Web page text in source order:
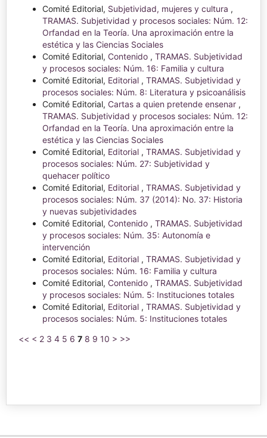
Comité Editorial, Subjetividad, mujeres y cultura ,
TRAMAS. Subjetividad y procesos sociales: Núm. 12:
Orfandad en la Teoría. Una aproximación entre la
estética y las Ciencias Sociales
Comité Editorial, Contenido , TRAMAS. Subjetividad
y procesos sociales: Núm. 16: Familia y cultura
Comité Editorial, Editorial , TRAMAS. Subjetividad y
procesos sociales: Núm. 8: Literatura y psicoanálisis
Comité Editorial, Cartas a quien pretende ensenar ,
TRAMAS. Subjetividad y procesos sociales: Núm. 12:
Orfandad en la Teoría. Una aproximación entre la
estética y las Ciencias Sociales
Comité Editorial, Editorial , TRAMAS. Subjetividad y
procesos sociales: Núm. 27: Subjetividad y
quehacer político
Comité Editorial, Editorial , TRAMAS. Subjetividad y
procesos sociales: Núm. 37 (2014): No. 37: Historia
y nuevas subjetividades
Comité Editorial, Contenido , TRAMAS. Subjetividad
y procesos sociales: Núm. 35: Autonomía e
intervención
Comité Editorial, Editorial , TRAMAS. Subjetividad y
procesos sociales: Núm. 16: Familia y cultura
Comité Editorial, Contenido , TRAMAS. Subjetividad
y procesos sociales: Núm. 5: Instituciones totales
Comité Editorial, Editorial , TRAMAS. Subjetividad y
procesos sociales: Núm. 5: Instituciones totales
<< < 2 3 4 5 6 7 8 9 10 > >>